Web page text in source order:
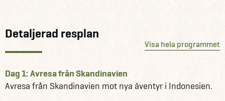
Gili Trawangans härliga stränder
Candidadas annorlunda och stillsamma atmosfär
Vad är en upplevelseresa?
Detaljerad resplan
Visa hela programmet
Dag 1: Avresa från Skandinavien
Avresa från Skandinavien mot nya äventyr i Indonesien.